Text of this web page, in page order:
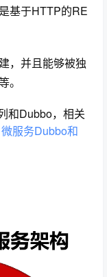
基于HTTP的RE
，并且能够被独
。
和Dubbo，相关
服务Dubbo和